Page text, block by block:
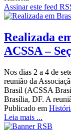
Assinar este feed
Realizada
ACSSA –
Nos dias 2 a 4 de
reunião da
Brasil (ACSSA
Brasília, DF. A
Publicado em
Leia mais ...